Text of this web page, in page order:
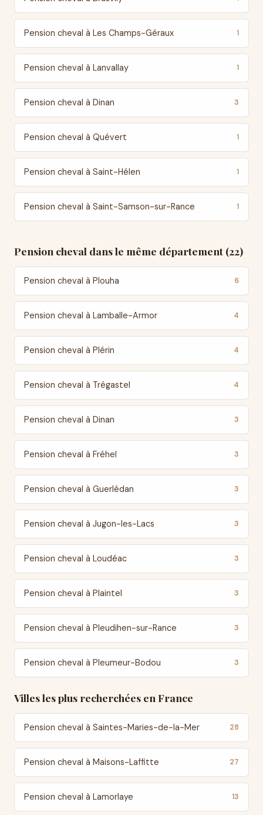
Pension cheval à Les Champs-Géraux 1
Pension cheval à Lanvallay 1
Pension cheval à Dinan 3
Pension cheval à Quévert 1
Pension cheval à Saint-Hélen 1
Pension cheval à Saint-Samson-sur-Rance 1
Pension cheval dans le même département (22)
Pension cheval à Plouha 6
Pension cheval à Lamballe-Armor 4
Pension cheval à Plérin 4
Pension cheval à Trégastel 4
Pension cheval à Dinan 3
Pension cheval à Fréhel 3
Pension cheval à Guerlédan 3
Pension cheval à Jugon-les-Lacs 3
Pension cheval à Loudéac 3
Pension cheval à Plaintel 3
Pension cheval à Pleudihen-sur-Rance 3
Pension cheval à Pleumeur-Bodou 3
Villes les plus recherchées en France
Pension cheval à Saintes-Maries-de-la-Mer 28
Pension cheval à Maisons-Laffitte 27
Pension cheval à Lamorlaye 13